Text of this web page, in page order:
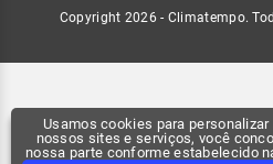
Usamos cookies para
nossos sites e serviços, você
nossa parte conforme estabelecido
Copyright 2026 - Climatempo.